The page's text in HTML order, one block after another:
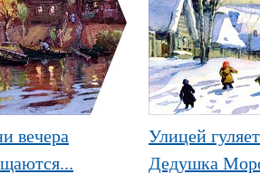
вечера
Улицей гуляет
Дедушка